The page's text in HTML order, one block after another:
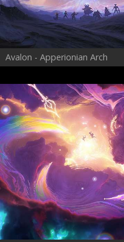
Avalon - Apperionian Arch